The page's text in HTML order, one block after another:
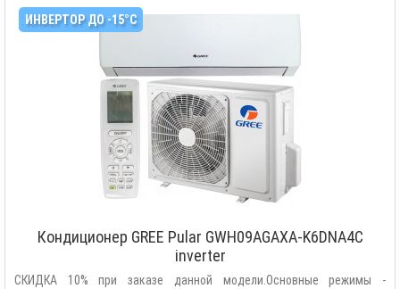
ИНВЕРТОР ДО -15°С
Кондиционер GREE Pular GWH09AGAXA-K6DNA4C
inverter
СКИДКА 10% при заказе данной модели.Основные режимы -